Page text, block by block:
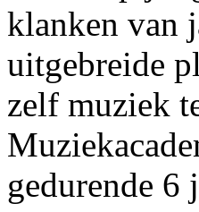
klanken van
uitgebreide
zelf muziek
gedurende 6